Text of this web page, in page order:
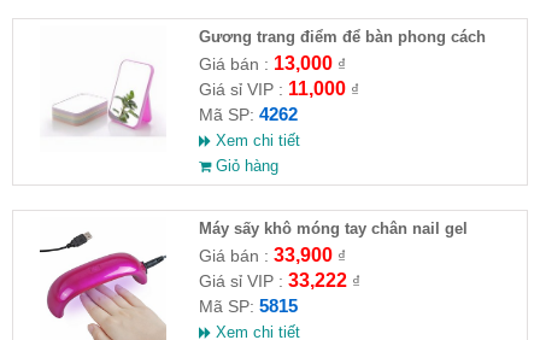
Gương trang điểm để bàn phong cách
công chúa
Giá bán : 13,000₫
Giá sỉ VIP : 11,000₫
Mã SP: 4262
Xem chi tiết
Giỏ hàng
Máy sấy khô móng tay chân nail gel
Giá bán : 33,900₫
Giá sỉ VIP : 33,222₫
Mã SP: 5815
Xem chi tiết